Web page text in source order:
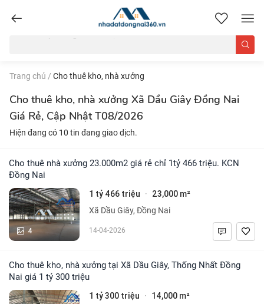
nhadatdongnai360.vn
Trang chủ / Cho thuê kho, nhà xưởng
Cho thuê kho, nhà xưởng Xã Dầu Giây Đồng Nai
Giá Rẻ, Cập Nhật T08/2026
Hiện đang có 10 tin đang giao dịch.
Cho thuê nhà xưởng 23.000m2 giá rẻ chỉ 1tỷ 466 triệu. KCN
Đồng Nai
4
1 tỷ 466 triệu · 23,000 m²
Xã Dầu Giây, Đồng Nai
14-04-2026
Cho thuê kho, nhà xưởng tại Xã Dầu Giây, Thống Nhất Đồng
Nai giá 1 tỷ 300 triệu
1 tỷ 300 triệu · 14,000 m²